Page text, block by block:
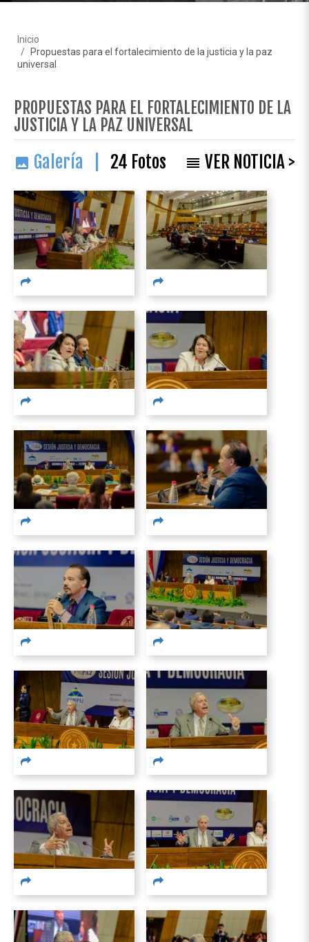
Inicio
Propuestas para el fortalecimiento de la justicia y la paz
universal
PROPUESTAS PARA EL FORTALECIMIENTO DE LA
JUSTICIA Y LA PAZ UNIVERSAL
image Galería | 24 Fotos reorder VER NOTICIA >